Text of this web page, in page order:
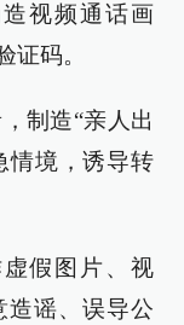
视频通话画
证码。
制造“亲人出
情境，诱导转
假图片、视
造谣、误导公